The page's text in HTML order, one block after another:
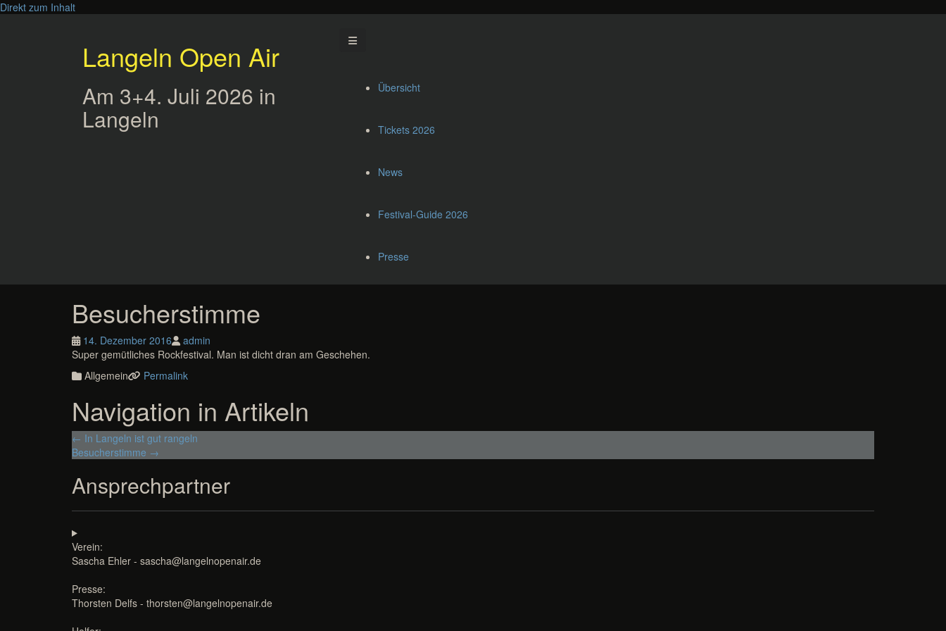
Direkt zum Inhalt
Langeln Open Air
Am 3+4. Juli 2026 in
Langeln
Übersicht
Tickets 2026
News
Festival-Guide 2026
Presse
Besucherstimme
14. Dezember 2016
admin
Super gemütliches Rockfestival. Man ist dicht dran am Geschehen.
Allgemein
Permalink
Navigation in Artikeln
← In Langeln ist gut rangeln
Besucherstimme →
Ansprechpartner
Verein:
Sascha Ehler - sascha@langelnopenair.de
Presse:
Thorsten Delfs - thorsten@langelnopenair.de